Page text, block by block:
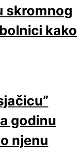
skromnog
kako
godinu
njenu